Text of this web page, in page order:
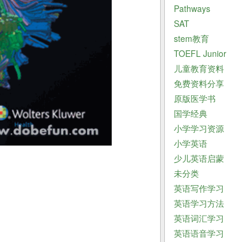
Pathways
SAT
stem教育
TOEFL Junior
儿童教育资料
免费资料分享
原版医学书
国学经典
小学学习资源
小学英语
少儿英语启蒙
未分类
英语写作学习
英语学习方法
英语词汇学习
英语语音学习